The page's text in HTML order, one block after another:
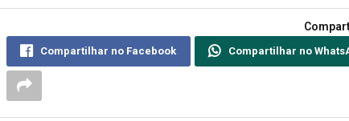
Compartilhar no Facebook Compartilhar no